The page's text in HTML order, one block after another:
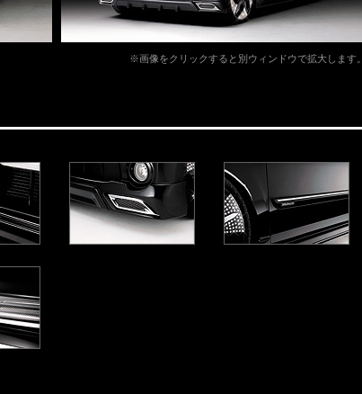
※画像をクリックすると別ウィンドウで拡大します。